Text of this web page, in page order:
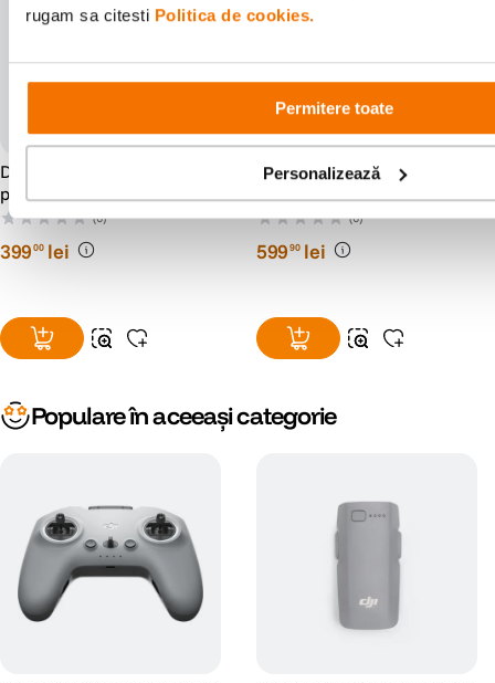
rugam sa citesti Politica de cookies.
Permitere toate
Personalizează
DJI Acumulator Inteligent
pentru DJI Mini 4 Pro
(0)
39900 lei
DJI Acumulator Inteligent
pentru DJI Avata 2
(0)
59990 lei
Populare în aceeași categorie